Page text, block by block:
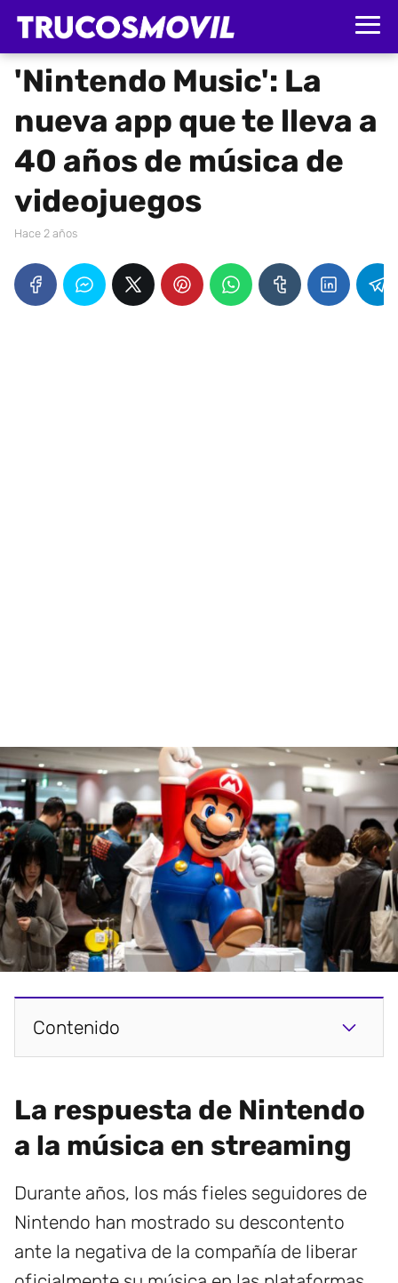
'Nintendo Music': La
nueva app que te lleva a
40 años de música de
videojuegos
hace 2 años
Contenido
La respuesta de Nintendo
a la música en streaming
Durante años, los más fieles seguidores de
Nintendo han mostrado su descontento
ante la negativa de la compañía de liberar